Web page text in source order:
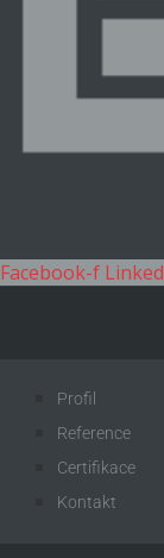
Facebook-f
Profil
Reference
Certifikace
Kontakt